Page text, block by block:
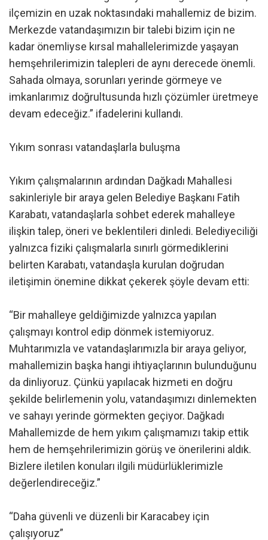
ilçemizin en uzak noktasındaki mahallemiz de bizim.
Merkezde vatandaşımızın bir talebi bizim için ne
kadar önemliyse kırsal mahallelerimizde yaşayan
hemşehrilerimizin talepleri de aynı derecede önemli.
Sahada olmaya, sorunları yerinde görmeye ve
imkanlarımız doğrultusunda hızlı çözümler üretmeye
devam edeceğiz.” ifadelerini kullandı.
Yıkım sonrası vatandaşlarla buluşma
Yıkım çalışmalarının ardından Dağkadı Mahallesi
sakinleriyle bir araya gelen Belediye Başkanı Fatih
Karabatı, vatandaşlarla sohbet ederek mahalleye
ilişkin talep, öneri ve beklentileri dinledi. Belediyeciliği
yalnızca fiziki çalışmalarla sınırlı görmediklerini
belirten Karabatı, vatandaşla kurulan doğrudan
iletişimin önemine dikkat çekerek şöyle devam etti:
“Bir mahalleye geldiğimizde yalnızca yapılan
çalışmayı kontrol edip dönmek istemiyoruz.
Muhtarımızla ve vatandaşlarımızla bir araya geliyor,
mahallemizin başka hangi ihtiyaçlarının bulunduğunu
da dinliyoruz. Çünkü yapılacak hizmeti en doğru
şekilde belirlemenin yolu, vatandaşımızı dinlemekten
ve sahayı yerinde görmekten geçiyor. Dağkadı
Mahallemizde de hem yıkım çalışmamızı takip ettik
hem de hemşehrilerimizin görüş ve önerilerini aldık.
Bizlere iletilen konuları ilgili müdürlüklerimizle
değerlendireceğiz.”
“Daha güvenli ve düzenli bir Karacabey için
çalışıyoruz”